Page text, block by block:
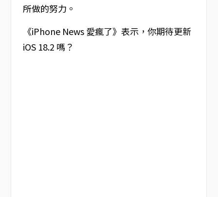
所做的努力。
《iPhone News 愛瘋了》表示，你期待更新
iOS 18.2 嗎？